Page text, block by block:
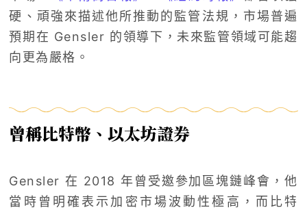
硬、頑強來描述他所推動的監管法規，市場普遍
預期在 Gensler 的領導下，未來監管領域可能趨
向更為嚴格。
曾稱比特幣、以太坊證券
Gensler 在 2018 年曾受邀參加區塊鏈峰會，他
當時曾明確表示加密市場波動性極高，而比特